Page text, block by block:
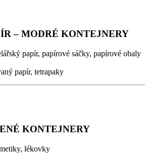
– MODRÉ KONTEJNERY
papír, papírové sáčky, papírové obaly
papír, tetrapaky
KONTEJNERY
lékovky